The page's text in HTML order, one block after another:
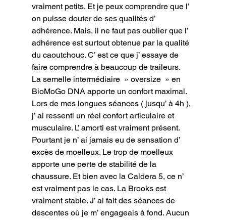
vraiment petits. Et je peux comprendre que l’
on puisse douter de ses qualités d’
adhérence. Mais, il ne faut pas oublier que l’
adhérence est surtout obtenue par la qualité
du caoutchouc. C’ est ce que j’ essaye de
faire comprendre à beaucoup de traileurs.
La semelle intermédiaire  » oversize  » en
BioMoGo DNA apporte un confort maximal.
Lors de mes longues séances ( jusqu’ à 4h ),
j’ ai ressenti un réel confort articulaire et
musculaire. L’ amorti est vraiment présent.
Pourtant je n’ ai jamais eu de sensation d’
excès de moelleux. Le trop de moelleux
apporte une perte de stabilité de la
chaussure. Et bien avec la Caldera 5, ce n’
est vraiment pas le cas. La Brooks est
vraiment stable. J’ ai fait des séances de
descentes où je m’ engageais à fond. Aucun